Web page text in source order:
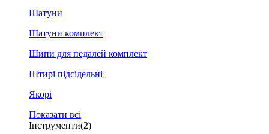
Шатуни
Шатуни комплект
Шипи для педалей комплект
Штирі підсідельні
Якорі
Показати всі
Інструменти(2)